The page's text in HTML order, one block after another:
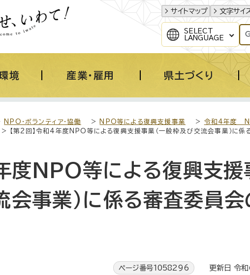
サイトマップ 文字サイ
SELECT
LANGUAGE
境 産業・雇用 県土づくり
NPO・ボランティア・協働 > NPO等による復興支援事業 > 令和4年度
> 【第2回】令和4年度NPO等による復興支援事業（一般枠及び交流会事業）に係
度NPO等による復興支援
会事業）に係る審査委員
ページ番号1058296 更新日 令和